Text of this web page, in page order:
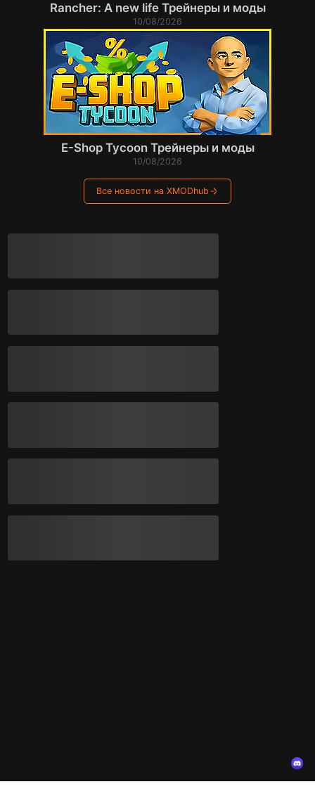
Rancher: A new life Трейнеры и моды
10/08/2026
E-Shop Tycoon Трейнеры и моды
10/08/2026
Все новости на XMODhub